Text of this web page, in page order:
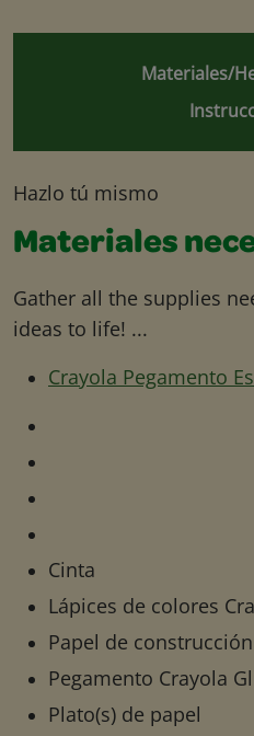
Materiales/
Hazlo tú mismo
Materiales
Gather all the supplies
ideas to life! ...
Crayola Pegamento
Cinta
Lápices de colores
Papel de
Pegamento Crayola
Plato(s) de papel